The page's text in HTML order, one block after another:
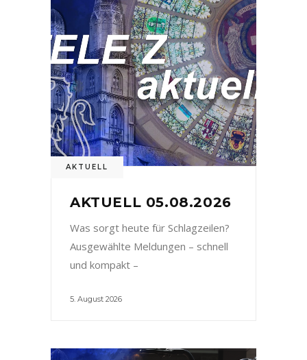
AKTUELL
AKTUELL 05.08.2026
Was sorgt heute für Schlagzeilen?
Ausgewählte Meldungen – schnell
und kompakt –
5. August 2026